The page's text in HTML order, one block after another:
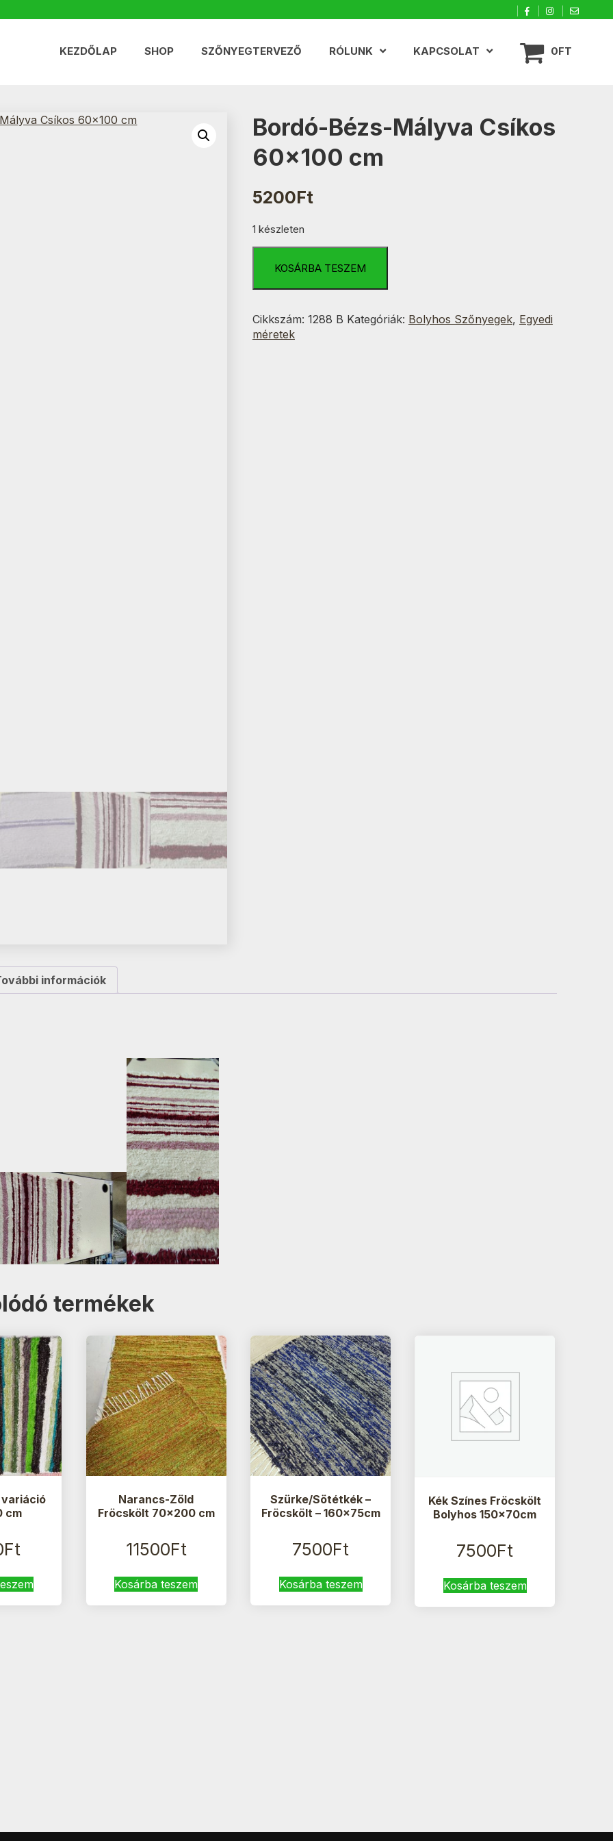
KEZDŐLAP SHOP SZŐNYEGTERVEZŐ RÓLUNK KAPCSOLAT 0FT
Bordó-Bézs-Mályva Csíkos
60×100 cm
5200Ft
1 készleten
Bézs-
60x100
cm
mennyiség
KOSÁRBA TESZEM
Cikkszám: 1288 B Kategóriák: Bolyhos Szőnyegek, Egyedi
méretek
információk
termékek
cm
Ft
Narancs-Zöld
Fröcskölt 70×200 cm
11500Ft
Kosárba teszem
Szürke/Sötétkék –
Fröcskölt – 160x75cm
7500Ft
Kosárba teszem
Kék Színes Fröcskölt
Bolyhos 150x70cm
7500Ft
Kosárba teszem